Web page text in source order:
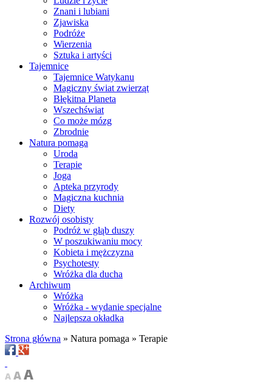
Znani i lubiani
Zjawiska
Podróże
Wierzenia
Sztuka i artyści
Tajemnice
Tajemnice Watykanu
Magiczny świat zwierząt
Błękitna Planeta
Wszechświat
Co może mózg
Zbrodnie
Natura pomaga
Uroda
Terapie
Joga
Apteka przyrody
Magiczna kuchnia
Diety
Rozwój osobisty
Podróż w głąb duszy
W poszukiwaniu mocy
Kobieta i mężczyzna
Psychotesty
Wróżka dla ducha
Archiwum
Wróżka
Wróżka - wydanie specjalne
Najlepsza okładka
Strona główna » Natura pomaga » Terapie